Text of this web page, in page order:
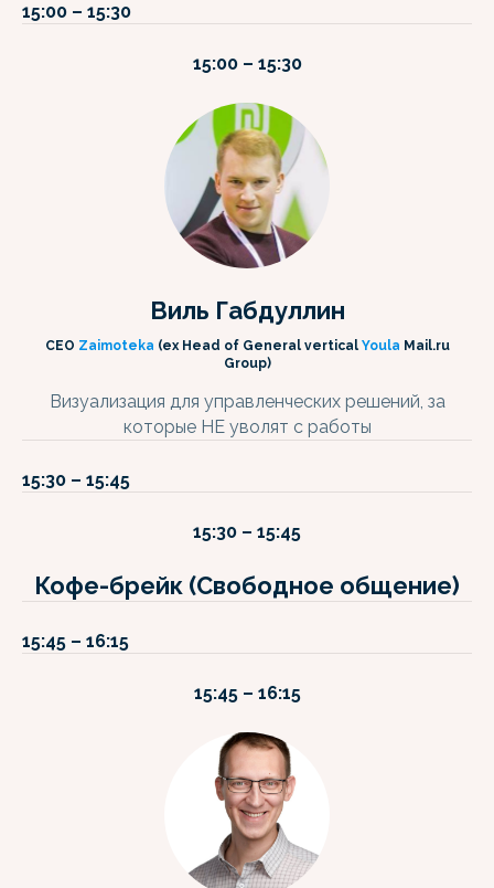
15:00 – 15:30
15:00 – 15:30
Виль Габдуллин
CEO Zaimoteka (ex Head of General vertical Youla Mail.ru
Group)
Визуализация для управленческих решений, за
которые НЕ уволят с работы
15:30 – 15:45
15:30 – 15:45
Кофе-брейк (Свободное общение)
15:45 – 16:15
15:45 – 16:15